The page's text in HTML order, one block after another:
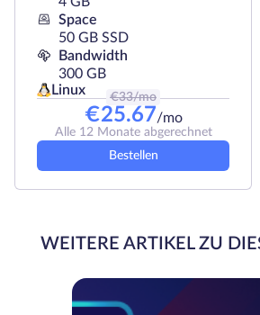
Space
50 GB SSD
Bandwidth
300 GB
Linux
€33/mo
€25.67/mo
Alle 12 Monate abgerechnet
Bestellen
WEITERE ARTIKEL ZU